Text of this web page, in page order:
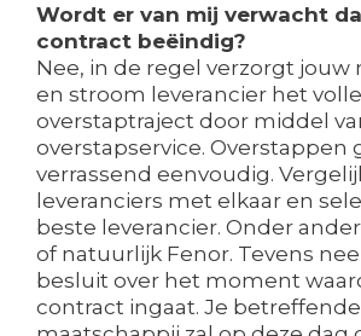
Wordt er van mij verwacht
contract beëindig?
Nee, in de regel verzorgt jouw
en stroom leverancier het
overstaptraject door middel
overstapservice. Overstappen
verrassend eenvoudig.
leveranciers met elkaar en
beste leverancier. Onder
of natuurlijk Fenor. Tevens
besluit over het moment
contract ingaat. Je betreffende